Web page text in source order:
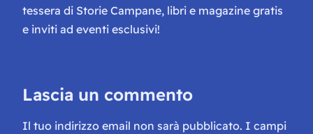
tessera di Storie Campane, libri e magazine gratis
e inviti ad eventi esclusivi!
Lascia un commento
Il tuo indirizzo email non sarà pubblicato. I campi